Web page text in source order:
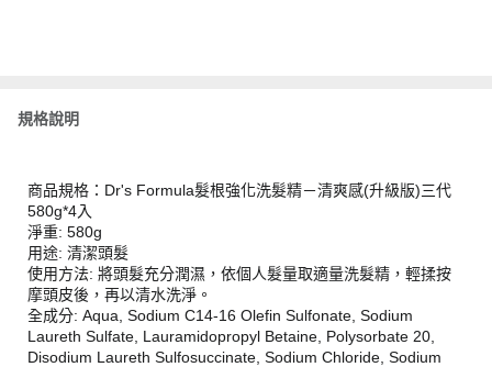
規格說明
商品規格：Dr's Formula髮根強化洗髮精－清爽感(升級版)三代
580g*4入
淨重: 580g
用途: 清潔頭髮
使用方法: 將頭髮充分潤濕，依個人髮量取適量洗髮精，輕揉按
摩頭皮後，再以清水洗淨。
全成分: Aqua, Sodium C14-16 Olefin Sulfonate, Sodium
Laureth Sulfate, Lauramidopropyl Betaine, Polysorbate 20,
Disodium Laureth Sulfosuccinate, Sodium Chloride, Sodium